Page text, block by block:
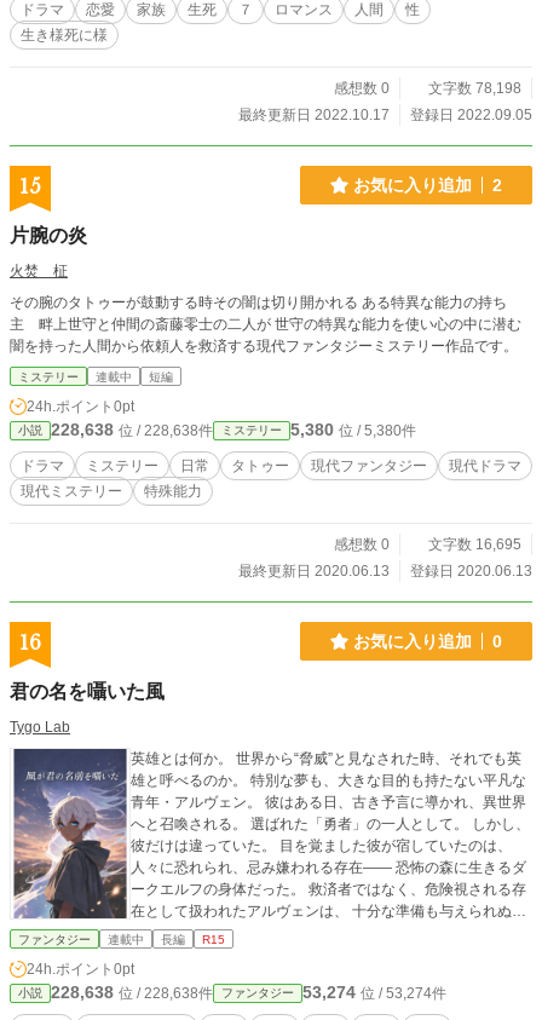
ドラマ 恋愛 家族 生死 ７ ロマンス 人間
性
生き様死に様
感想数 0
文字数 78,198
最終更新日 2022.10.17
登録日 2022.09.05
15 お気に入り追加 2
片腕の炎
火焚 柾
その腕のタトゥーが鼓動する時その闇は切り開かれる ある特異な能力の持ち
主 畔上世守と仲間の斎藤零士の二人が 世守の特異な能力を使い心の中に潜む
闇を持った人間から依頼人を救済する現代ファンタジーミステリー作品です。
ミステリー 連載中 短編
24h.ポイント 0pt
小説 228,638 位 / 228,638件 ミステリー 5,380 位 / 5,380件
ドラマ ミステリー 日常 タトゥー 現代ファンタジー
現代ドラマ
現代ミステリー
特殊能力
感想数 0
文字数 16,695
最終更新日 2020.06.13
登録日 2020.06.13
16 お気に入り追加 0
君の名を囁いた風
Tygo Lab
英雄とは何か。 世界から“脅威”と見なされた時、それでも英
雄と呼べるのか。 特別な夢も、大きな目的も持たない平凡な
青年・アルヴェン。 彼はある日、古き予言に導かれ、異世界
へと召喚される。 選ばれた「勇者」の一人として。 しかし、
彼だけは違っていた。 目を覚ました彼が宿していたのは、
人々に恐れられ、忌み嫌われる存在―― 恐怖の森に生きるダ
ークエルフの身体だった。 救済者ではなく、危険視される存
在として扱われたアルヴェンは、 十分な準備も与えられぬま
ま、ある使命を命じられる。 それは、誰もが恐れる恐怖の森
い隠された裏切り。 彼は次第に、自身の召喚の真の目的に疑
念を抱き始める。 そんな敵意に満ちた地で、 アルヴェンは恐
ファンタジー 連載中 長編 R15
24h.ポイント 0pt
小説 228,638 位 / 228,638件 ファンタジー 53,274 位 / 53,274件